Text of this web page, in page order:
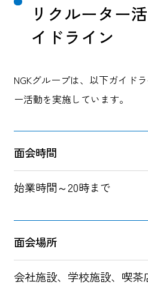
リクルーター
イドライン
NGKグループは、以下ガイド
ー活動を実施しています。
面会時間
始業時間～20時まで
面会場所
会社施設、学校施設、喫